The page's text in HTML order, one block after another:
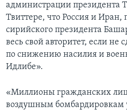
администрации президента
Твиттере, что Россия и
сирийского президента
весь свой авторитет, если не
по снижению насилия и
Идлибе».
«Миллионы гражданских лиц
воздушным бомбардировкам